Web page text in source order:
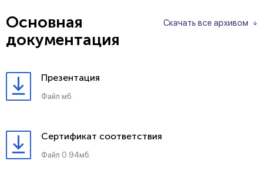
Скачать все архивом
Основная
документация
Презентация
Файл мб.
Сертификат соответствия
Файл 0.94мб.